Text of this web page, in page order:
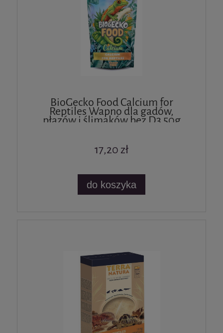
BioGecko Food Calcium for
Reptiles Wapno dla gadów,
płazów i ślimaków bez D3 50g
17,20 zł
do koszyka